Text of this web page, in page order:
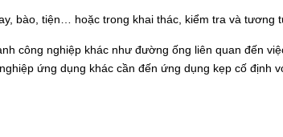
bào, tiện… hoặc trong khai thác, kiểm tra và tương
công nghiệp khác như đường ống liên quan đến
ứng dụng khác cần đến ứng dụng kẹp cố định